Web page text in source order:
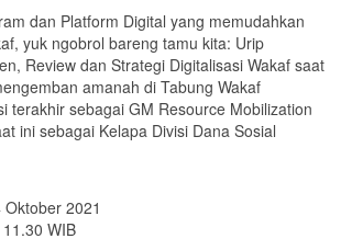
dan Platform Digital yang memudahkan
yuk ngobrol bareng tamu kita: Urip
Review dan Strategi Digitalisasi Wakaf saat
amanah di Tabung Wakaf
terakhir sebagai GM Resource Mobilization
ini sebagai Kelapa Divisi Dana Sosial
2021
WIB